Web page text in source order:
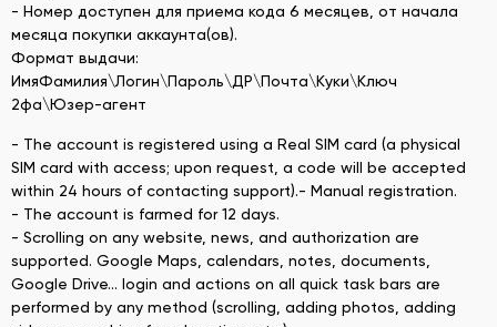
- Номер доступен для приема кода 6 месяцев, от начала
месяца покупки аккаунта(ов).
Формат выдачи:
ИмяФамилия\Логин\Пароль\ДР\Почта\Куки\Ключ
2фа\Юзер-агент
- The account is registered using a Real SIM card (a physical
SIM card with access; upon request, a code will be accepted
within 24 hours of contacting support).- Manual registration.
- The account is farmed for 12 days.
- Scrolling on any website, news, and authorization are
supported. Google Maps, calendars, notes, documents,
Google Drive... login and actions on all quick task bars are
performed by any method (scrolling, adding photos, adding